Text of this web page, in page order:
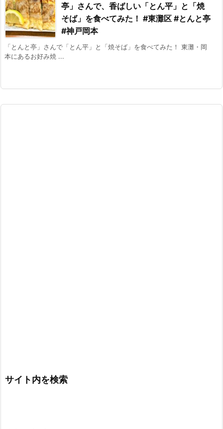
亭」さんで、香ばしい「とん平」と「焼
そば」を食べてみた！ #東灘区 #とんと亭
#神戸岡本
「とんと亭」さんで「とん平」と「焼そば」を食べてみた！ 東灘・岡
本にあるお好み焼 ...
サイト内を検索